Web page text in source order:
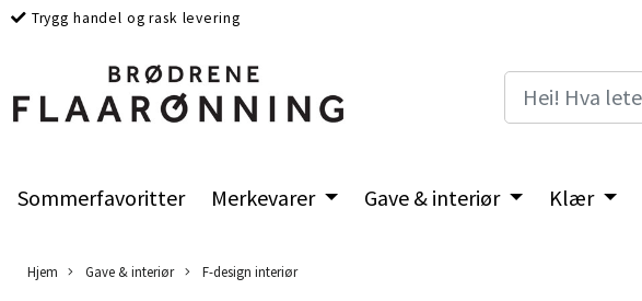
Trygg handel og rask levering
Sommerfavoritter Merkevarer Gave & interiør Klær
Hjem Gave & interiør F-design interiør